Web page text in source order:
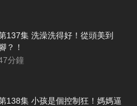
137集 洗澡洗得好！從頭美到
？！
分鐘
138集 小孩是個控制狂！媽媽逼